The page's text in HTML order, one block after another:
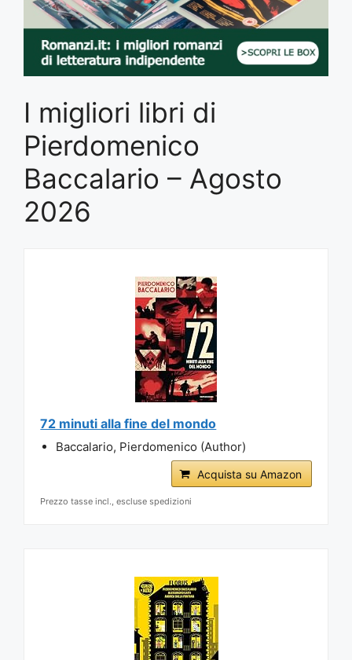
I migliori libri di
Pierdomenico
Baccalario – Agosto
2026
72 minuti alla fine del mondo
Baccalario, Pierdomenico (Author)
Acquista su Amazon
Prezzo tasse incl., escluse spedizioni